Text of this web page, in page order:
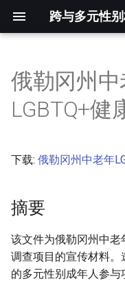
跨与多元性
入
以
开
摘要
俄勒冈州
LGBTQ+健
下载: 俄勒冈州中老年
摘要
该文件为俄勒冈州中老
调查项目的宣传材料
的多元性别成年人参